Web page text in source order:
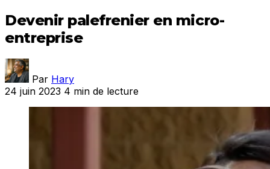
Devenir palefrenier en micro-
entreprise
Par Hary
24 juin 2023 4 min de lecture